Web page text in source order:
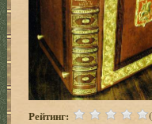
Рейтинг: